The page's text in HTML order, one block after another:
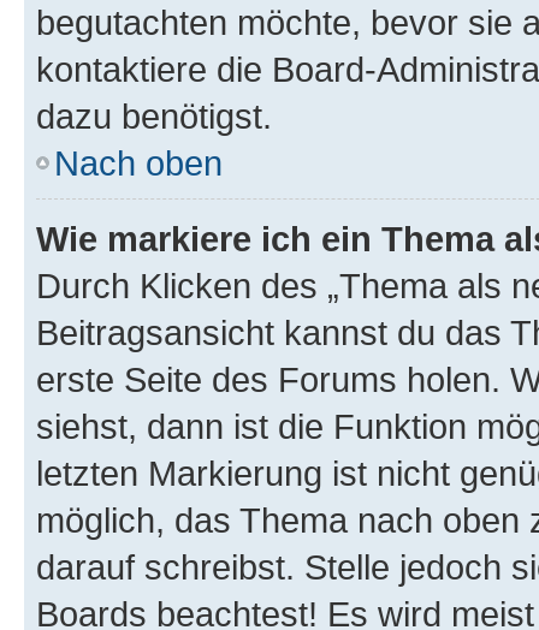
begutachten möchte, bevor sie
kontaktiere die Board-
dazu benötigst.
Nach oben
Wie markiere ich ein Thema
Durch Klicken des „Thema als
Beitragsansicht kannst du das
erste Seite des Forums holen.
siehst, dann ist die Funktion
letzten Markierung ist nicht
möglich, das Thema nach oben
darauf schreibst. Stelle jedoch
Boards beachtest! Es wird